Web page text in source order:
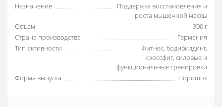
Назначение
Поддержка восстановления и
роста мышечной массы
Объем
300 г
Страна производства
Германия
Тип активности
Фитнес, бодибилдинг,
кроссфит, силовые и
функциональные тренировки
Форма выпуска
Порошок